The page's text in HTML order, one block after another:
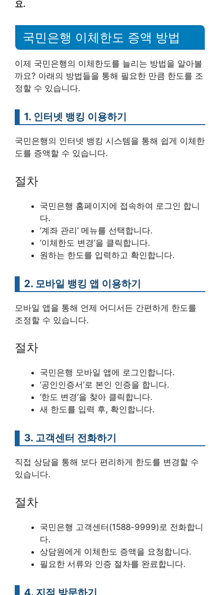
요.
국민은행 이체한도 증액 방법
이제 국민은행의 이체한도를 늘리는 방법을 알아볼
까요? 아래의 방법들을 통해 필요한 만큼 한도를 조
정할 수 있습니다.
1. 인터넷 뱅킹 이용하기
국민은행의 인터넷 뱅킹 시스템을 통해 쉽게 이체한
도를 증액할 수 있습니다.
절차
국민은행 홈페이지에 접속하여 로그인 합니
다.
‘계좌 관리’ 메뉴를 선택합니다.
‘이체한도 변경’을 클릭합니다.
원하는 한도를 입력하고 확인합니다.
2. 모바일 뱅킹 앱 이용하기
모바일 앱을 통해 언제 어디서든 간편하게 한도를
조정할 수 있습니다.
절차
국민은행 모바일 앱에 로그인합니다.
‘공인인증서’로 본인 인증을 합니다.
‘한도 변경’을 찾아 클릭합니다.
새 한도를 입력 후, 확인합니다.
3. 고객센터 전화하기
직접 상담을 통해 보다 편리하게 한도를 변경할 수
있습니다.
절차
국민은행 고객센터(1588-9999)로 전화합니
다.
상담원에게 이체한도 증액을 요청합니다.
필요한 서류와 인증 절차를 완료합니다.
4. 지점 방문하기